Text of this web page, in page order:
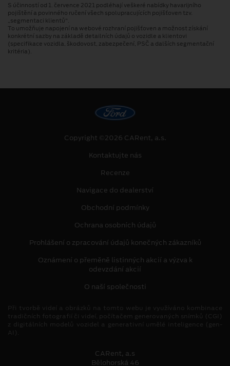
S účinností od 1. července 2021 podléhají veškeré nabídky havarijního
pojištění a povinného ručení všech spolupracujících pojišťoven tzv.
„segmentaci klientů“.
To umožňuje napojení na webové rozhraní pojišťoven a možnost získání
konkrétní sazby na základě detailních údajů o vozidle a klientovi
(specifikace vozidla, škodovost, zabezpečení, PSČ a dalších segmentační
kritéria).
Copyright ©2026 CARent, a.s.
Kontaktujte nás
Recenze
Navigace do dealerství
Obchodní podmínky
Ochrana osobních údajů
Prohlášení o zpracování údajů konečných zákazníků
Oznámení o přeměně listinných akcií a výzva k
odevzdání akcií
O naší společnosti
CARent, a.s
Bělohorská 46